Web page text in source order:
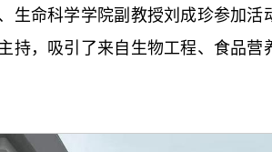
生命科学学院副教授刘成珍参加
持，吸引了来自生物工程、食品